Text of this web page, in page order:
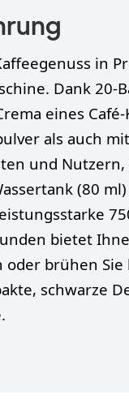
in
Dank
eines
als auch
und
(80
bietet
oder brühen
schwarze